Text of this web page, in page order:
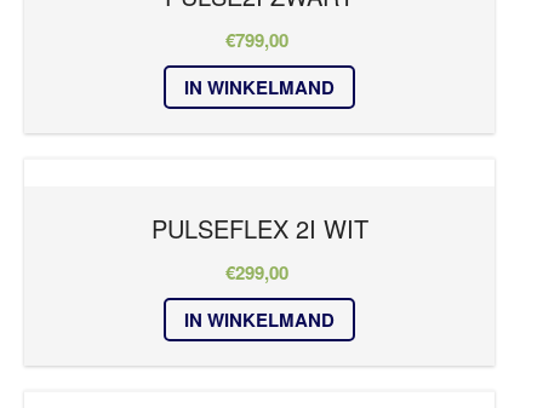
€799,00
IN WINKELMAND
PULSEFLEX 2I WIT
€299,00
IN WINKELMAND